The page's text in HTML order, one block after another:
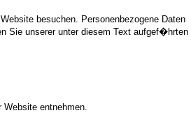
besuchen. Personenbezogene Daten
Sie unserer unter diesem Text aufgef�hrten
entnehmen.